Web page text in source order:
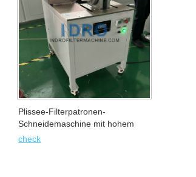
Plissee-Filterpatronen-
Schneidemaschine mit hohem
Durchfluss
check